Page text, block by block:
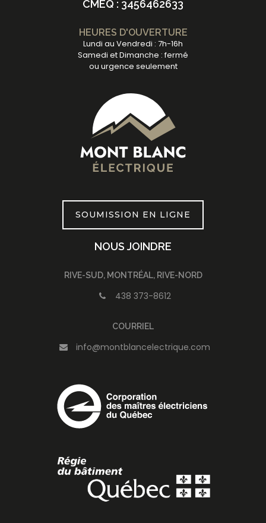
CMEQ : 3456462633
HEURES D'OUVERTURE
Lundi au Vendredi : 7h-16h
Samedi et Dimanche : fermé
ou urgence seulement
SOUMISSION EN LIGNE
NOUS JOINDRE
RIVE-SUD, MONTRÉAL, RIVE-NORD
438 373-8612
COURRIEL
info@montblancelectrique.com